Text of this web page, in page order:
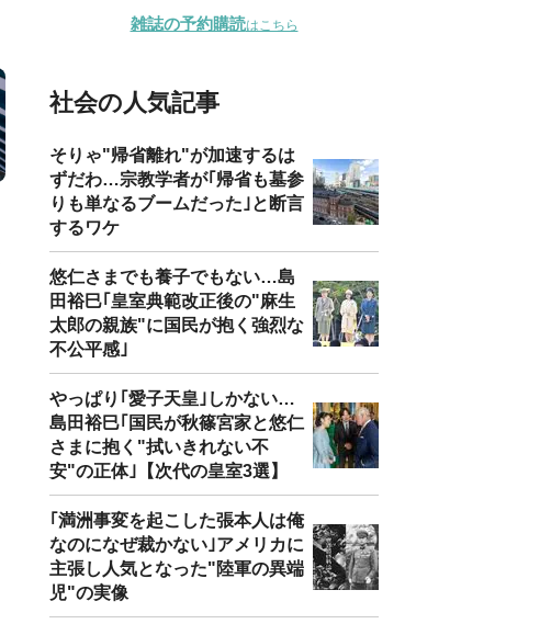
雑誌の予約購読はこちら
社会の人気記事
そりゃ"帰省離れ"が加速するは
ずだわ…宗教学者が｢帰省も墓参
りも単なるブームだった｣と断言
するワケ
悠仁さまでも養子でもない…島
田裕巳｢皇室典範改正後の"麻生
太郎の親族"に国民が抱く強烈な
不公平感｣
やっぱり｢愛子天皇｣しかない…
島田裕巳｢国民が秋篠宮家と悠仁
さまに抱く"拭いきれない不
安"の正体｣【次代の皇室3選】
｢満洲事変を起こした張本人は俺
なのになぜ裁かない｣アメリカに
主張し人気となった"陸軍の異端
児"の実像